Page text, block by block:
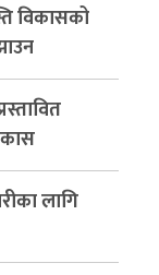
विकासको
दर्ता नभए
लागि